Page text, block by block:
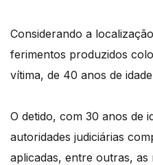
Considerando a
ferimentos produzidos
vítima, de 40 anos de
O detido, com 30 anos de
autoridades judiciárias
aplicadas, entre outras, as